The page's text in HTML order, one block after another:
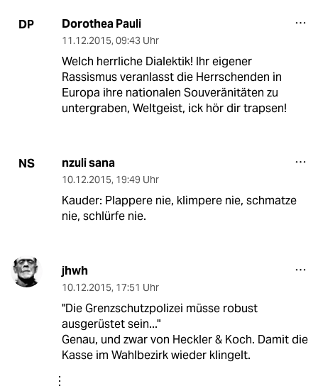
DP Dorothea Pauli
11.12.2015, 09:43 Uhr
Welch herrliche Dialektik! Ihr eigener
Rassismus veranlasst die Herrschenden in
Europa ihre nationalen Souveränitäten zu
untergraben, Weltgeist, ick hör dir trapsen!
NS nzuli sana
10.12.2015, 19:49 Uhr
Kauder: Plappere nie, klimpere nie, schmatze
nie, schlürfe nie.
jhwh
10.12.2015, 17:51 Uhr
"Die Grenzschutzpolizei müsse robust
ausgerüstet sein..."
Genau, und zwar von Heckler & Koch. Damit die
Kasse im Wahlbezirk wieder klingelt.